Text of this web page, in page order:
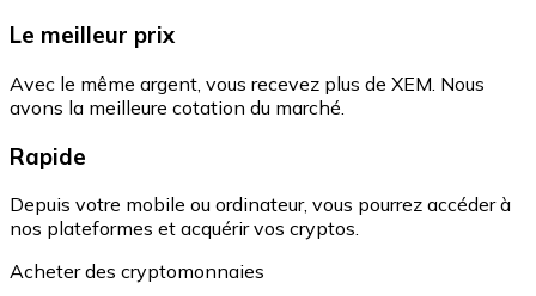
Le meilleur prix
Avec le même argent, vous recevez plus de XEM. Nous
avons la meilleure cotation du marché.
Rapide
Depuis votre mobile ou ordinateur, vous pourrez accéder à
nos plateformes et acquérir vos cryptos.
Acheter des cryptomonnaies